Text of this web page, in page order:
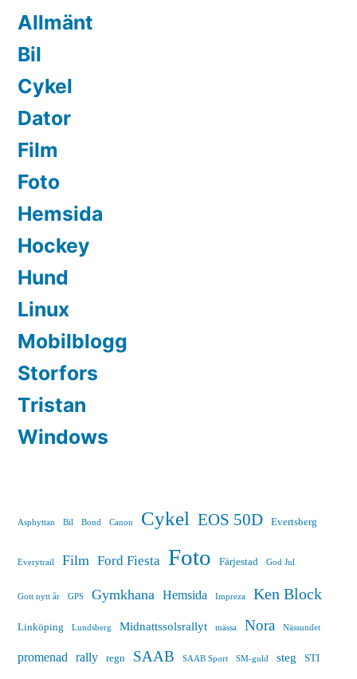
Allmänt
Bil
Cykel
Dator
Film
Foto
Hemsida
Hockey
Hund
Linux
Mobilblogg
Storfors
Tristan
Windows
Asphyttan Bil Bond Canon Cykel EOS 50D Evertsberg
Everytrail Film Ford Fiesta Foto Färjestad God Jul
Gott nytt år GPS Gymkhana Hemsida Impreza Ken Block
Linköping Lundsberg Midnattssolsrallyt mässa Nora Nässundet
promenad rally regn SAAB SAAB Sport SM-guld steg STI